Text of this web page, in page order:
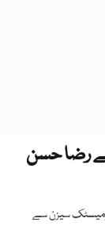
رضا حسن
ڈومیسٹک سیزن سے